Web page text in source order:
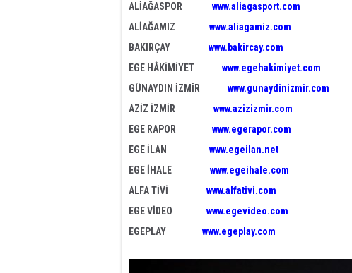
ALİAĞASPOR www.aliagasport.com
ALİAĞAMIZ www.aliagamiz.com
BAKIRÇAY www.bakircay.com
EGE HÂKİMİYET www.egehakimiyet.com
GÜNAYDIN İZMİR www.gunaydinizmir.com
AZİZ İZMİR www.azizizmir.com
EGE RAPOR www.egerapor.com
EGE İLAN www.egeilan.net
EGE İHALE www.egeihale.com
ALFA TİVİ www.alfativi.com
EGE VİDEO www.egevideo.com
EGEPLAY www.egeplay.com